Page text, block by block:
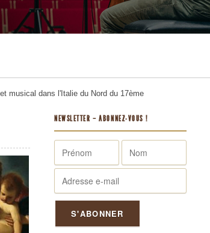
musical dans l'Italie du Nord du 17ème
NEWSLETTER – ABONNEZ-VOUS !